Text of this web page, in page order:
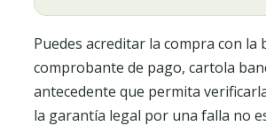
Puedes acreditar la compra con la
comprobante de pago, cartola
antecedente que permita
la garantía legal por una falla no